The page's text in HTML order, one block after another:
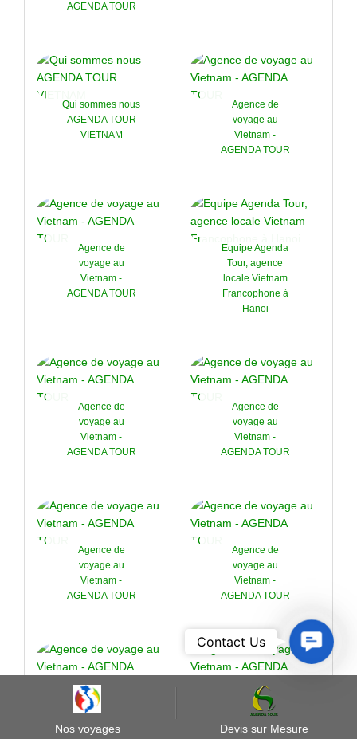
AGENDA TOUR
Qui sommes nous
AGENDA TOUR
VIETNAM
Agence de
voyage au
Vietnam -
AGENDA TOUR
Agence de
voyage au
Vietnam -
AGENDA TOUR
Equipe Agenda
Tour, agence
locale Vietnam
Francophone à
Hanoi
Agence de
voyage au
Vietnam -
AGENDA TOUR
Agence de
voyage au
Vietnam -
AGENDA TOUR
Agence de
voyage au
Vietnam -
AGENDA TOUR
Agence de
voyage au
Vietnam -
AGENDA TOUR
Agence de
voyage au
Agence de
voyage au
Vietnam -
Nos voyages Devis sur Mesure
Contact
Contact Us